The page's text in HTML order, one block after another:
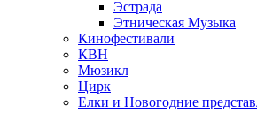
Эстрада
Этническая Музыка
Кинофестивали
КВН
Мюзикл
Цирк
Елки и Новогодние